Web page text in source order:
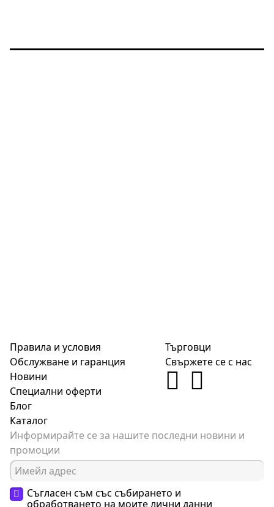
Правила и условия
Обслужване и гаранция
Новини
Специални оферти
Блог
Каталог
Търговци
Свържете се с нас
Информирайте се за нашите последни новини и
промоции
Съгласен съм със събирането и
обработването на моителични данни